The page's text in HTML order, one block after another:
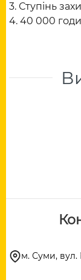
3. Ступінь
4. 40 000
м. Суми, вул.